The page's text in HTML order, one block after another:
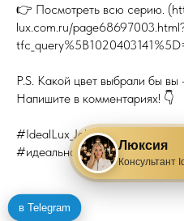
👉 Посмотреть всю серию.
lux.com.ru/
P.S. Какой цвет выбрали бы
Напишите в комментариях! 👇
#IdealLux_Johnny
#идеальноерабочееместо
в Telegram
Люксия
Консультант